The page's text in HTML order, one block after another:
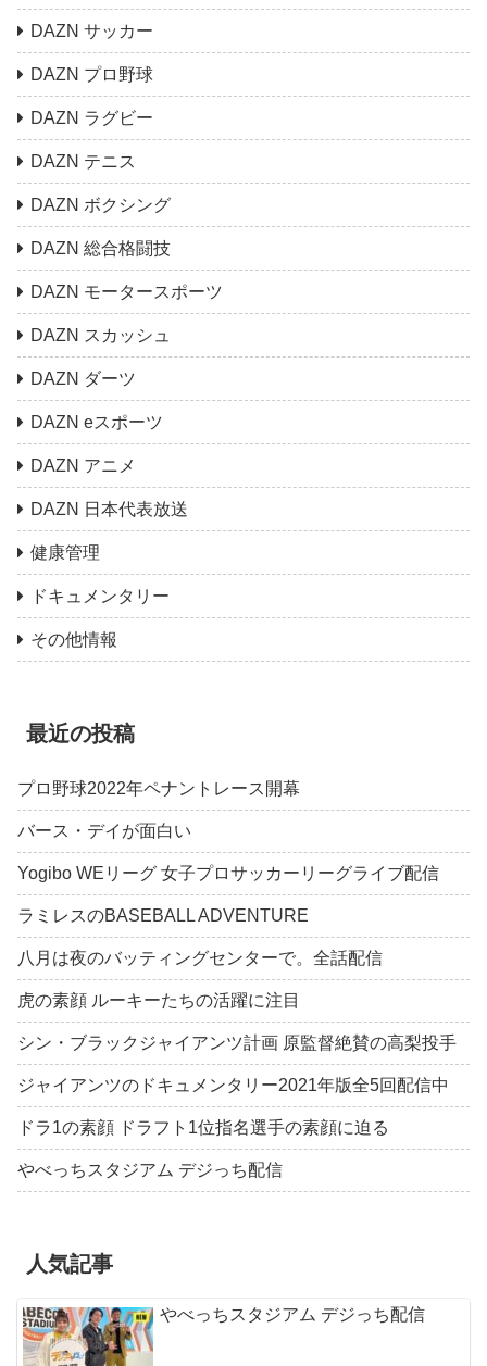
DAZN サッカー
DAZN プロ野球
DAZN ラグビー
DAZN テニス
DAZN ボクシング
DAZN 総合格闘技
DAZN モータースポーツ
DAZN スカッシュ
DAZN ダーツ
DAZN eスポーツ
DAZN アニメ
DAZN 日本代表放送
健康管理
ドキュメンタリー
その他情報
最近の投稿
プロ野球2022年ペナントレース開幕
バース・デイが面白い
Yogibo WEリーグ 女子プロサッカーリーグライブ配信
ラミレスのBASEBALL ADVENTURE
八月は夜のバッティングセンターで。全話配信
虎の素顔 ルーキーたちの活躍に注目
シン・ブラックジャイアンツ計画 原監督絶賛の高梨投手
ジャイアンツのドキュメンタリー2021年版全5回配信中
ドラ1の素顔 ドラフト1位指名選手の素顔に迫る
やべっちスタジアム デジっち配信
人気記事
やべっちスタジアム デジっち配信